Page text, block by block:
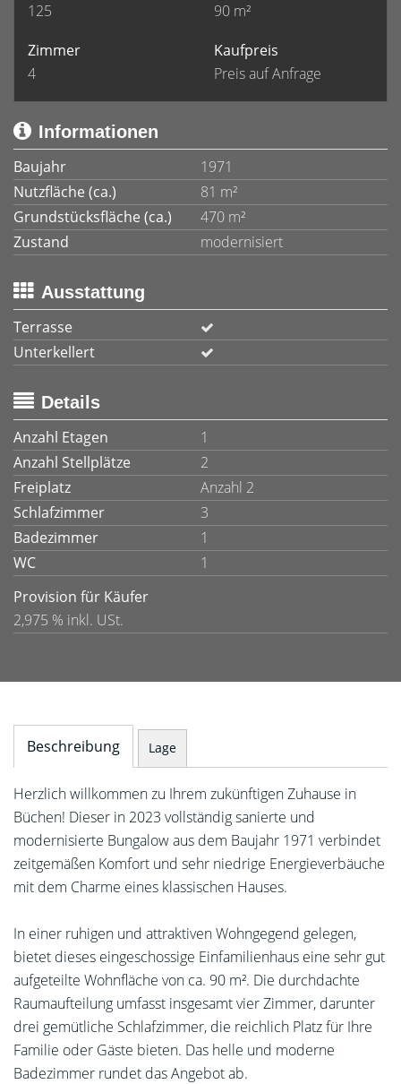
125
90 m²
Zimmer
4
Kaufpreis
Preis auf Anfrage
Informationen
Baujahr
1971
Nutzfläche (ca.)
81 m²
Grundstücksfläche (ca.)
470 m²
Zustand
modernisiert
Ausstattung
Terrasse
Unterkellert
Details
Anzahl Etagen
1
Anzahl Stellplätze
2
Freiplatz
Anzahl 2
Schlafzimmer
3
Badezimmer
1
WC
1
Provision für Käufer
2,975 % inkl. USt.
Beschreibung Lage
Herzlich willkommen zu Ihrem zukünftigen Zuhause in
Büchen! Dieser in 2023 vollständig sanierte und
modernisierte Bungalow aus dem Baujahr 1971 verbindet
zeitgemäßen Komfort und sehr niedrige Energieverbäuche
mit dem Charme eines klassischen Hauses.
In einer ruhigen und attraktiven Wohngegend gelegen,
bietet dieses eingeschossige Einfamilienhaus eine sehr gut
aufgeteilte Wohnfläche von ca. 90 m². Die durchdachte
Raumaufteilung umfasst insgesamt vier Zimmer, darunter
drei gemütliche Schlafzimmer, die reichlich Platz für Ihre
Familie oder Gäste bieten. Das helle und moderne
Badezimmer rundet das Angebot ab.